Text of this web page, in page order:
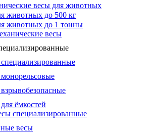
весы для животных
животных до 500 кг
животных до 1 тонны
весы
ёмкостей
специализированные
весы